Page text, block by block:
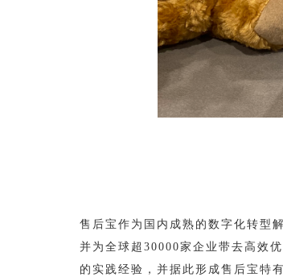
售后宝作为国内成熟的数字化转型
并为全球超30000家企业带去高效
的实践经验，并据此形成售后宝特